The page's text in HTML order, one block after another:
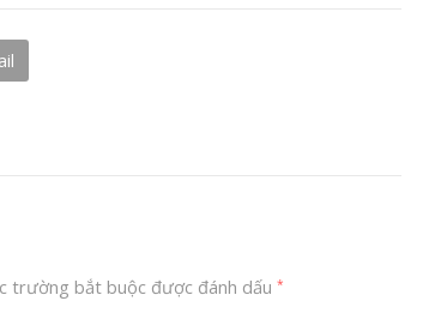
trường bắt buộc được đánh dấu *